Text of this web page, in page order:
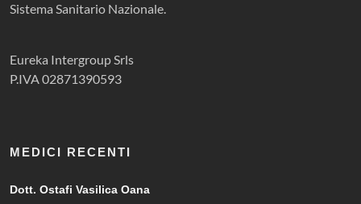
Sistema Sanitario Nazionale.
Eureka Intergroup Srls
P.IVA 02871390593
MEDICI RECENTI
Dott. Ostafi Vasilica Oana